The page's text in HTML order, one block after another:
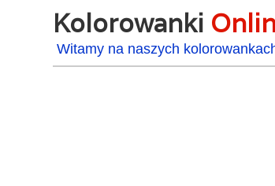
Kolorowanki
Witamy na naszych